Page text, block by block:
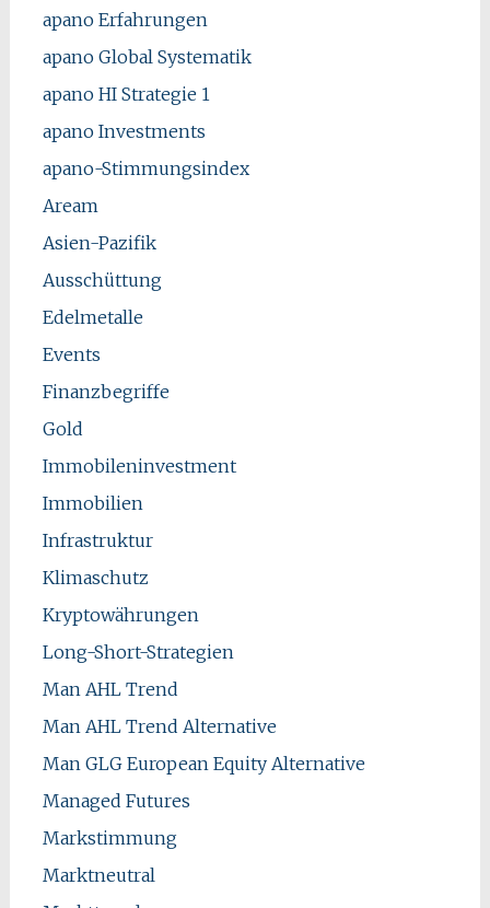
apano Erfahrungen
apano Global Systematik
apano HI Strategie 1
apano Investments
apano-Stimmungsindex
Aream
Asien-Pazifik
Ausschüttung
Edelmetalle
Events
Finanzbegriffe
Gold
Immobileninvestment
Immobilien
Infrastruktur
Klimaschutz
Kryptowährungen
Long-Short-Strategien
Man AHL Trend
Man AHL Trend Alternative
Man GLG European Equity Alternative
Managed Futures
Markstimmung
Marktneutral